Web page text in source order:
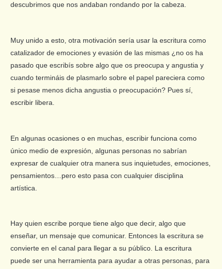
descubrimos que nos andaban rondando por la cabeza.
Muy unido a esto, otra motivación sería usar la escritura como
catalizador de emociones y evasión de las mismas ¿no os ha
pasado que escribís sobre algo que os preocupa y angustia y
cuando termináis de plasmarlo sobre el papel pareciera como
si pesase menos dicha angustia o preocupación? Pues sí,
escribir libera.
En algunas ocasiones o en muchas, escribir funciona como
único medio de expresión, algunas personas no sabrían
expresar de cualquier otra manera sus inquietudes, emociones,
pensamientos…pero esto pasa con cualquier disciplina
artística.
Hay quien escribe porque tiene algo que decir, algo que
enseñar, un mensaje que comunicar. Entonces la escritura se
convierte en el canal para llegar a su público. La escritura
puede ser una herramienta para ayudar a otras personas, para